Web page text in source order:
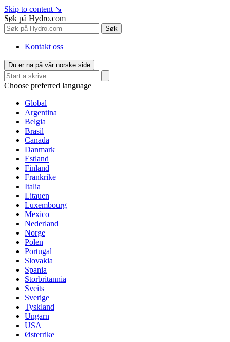
Skip to content ↘
Søk på Hydro.com
Søk
Kontakt oss
Du er nå på vår norske side
Choose preferred language
Global
Argentina
Belgia
Brasil
Canada
Danmark
Estland
Finland
Frankrike
Italia
Litauen
Luxembourg
Mexico
Nederland
Norge
Polen
Portugal
Slovakia
Spania
Storbritannia
Sveits
Sverige
Tyskland
Ungarn
USA
Østerrike